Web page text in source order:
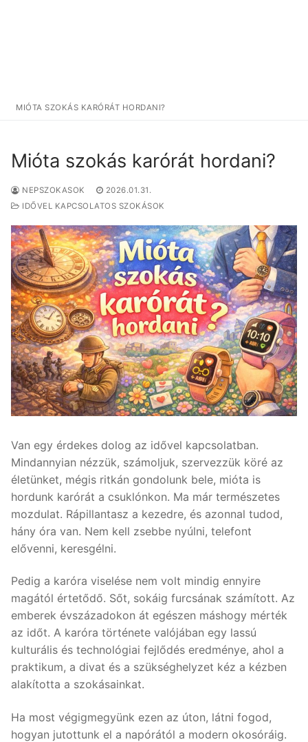
MIÓTA SZOKÁS KARÓRÁT HORDANI?
Mióta szokás karórát hordani?
NEPSZOKASOK
2026.01.31.
IDŐVEL KAPCSOLATOS SZOKÁSOK
Van egy érdekes dolog az idővel kapcsolatban.
Mindannyian nézzük, számoljuk, szervezzük köré az
életünket, mégis ritkán gondolunk bele, mióta is
hordunk karórát a csuklónkon. Ma már természetes
mozdulat. Rápillantasz a kezedre, és azonnal tudod,
hány óra van. Nem kell zsebbe nyúlni, telefont
elővenni, keresgélni.
Pedig a karóra viselése nem volt mindig ennyire
magától értetődő. Sőt, sokáig furcsának számított. Az
emberek évszázadokon át egészen máshogy mérték
az időt. A karóra története valójában egy lassú
kulturális és technológiai fejlődés eredménye, ahol a
praktikum, a divat és a szükséghelyzet kéz a kézben
alakította a szokásainkat.
Ha most végigmegyünk ezen az úton, látni fogod,
hogyan jutottunk el a napórától a modern okosóráig.